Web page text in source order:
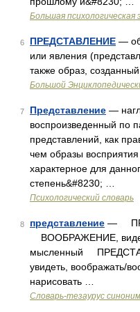
Большая психологическая
6 ПРЕДСТАВЛЕНИЕ —
или явления
также образ,
Большой
7 Представление —
воспроизведенный по
представлений, как
чем образы
характерное для
степень&#8230; …
Психологический словарь
8 представление —
ВООБРАЖЕНИЕ,
мысленный
увидеть, воображать/
нарисовать …
Словарь-тезаурус